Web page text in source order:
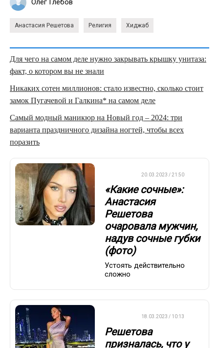
Олег Глебов
Анастасия Решетова Религия Хиджаб
Для чего на самом деле нужно закрывать крышку унитаза:
факт, о котором вы не знали
Никаких сотен миллионов: стало известно, сколько стоит
замок Пугачевой и Галкина* на самом деле
Самый модный маникюр на Новый год – 2024: три
варианта праздничного дизайна ногтей, чтобы всех
поразить
20.03.2023 / 21:50
«Какие сочные»:
Анастасия
Решетова
очаровала мужчин,
надув сочные губки
(фото)
Устоять действительно
сложно
18.03.2023 / 10:13
Решетова
призналась, что у